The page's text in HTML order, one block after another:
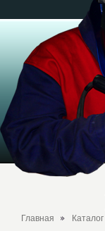
Главная Каталог